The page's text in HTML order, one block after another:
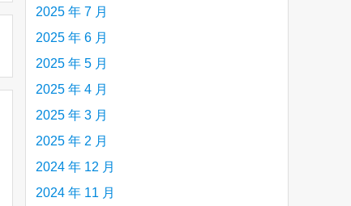
2025 年 7 月
2025 年 6 月
2025 年 5 月
2025 年 4 月
2025 年 3 月
2025 年 2 月
2024 年 12 月
2024 年 11 月